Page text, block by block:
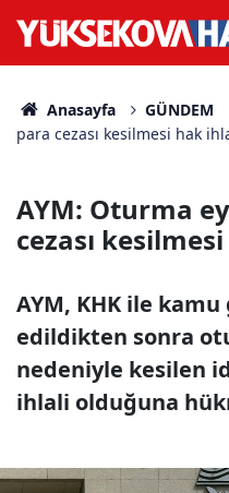
Anasayfa GÜNDEM
para cezası kesilmesi hak
AYM: Oturma
cezası
AYM, KHK ile
edildikten sonra
nedeniyle kesilen
ihlali olduğuna